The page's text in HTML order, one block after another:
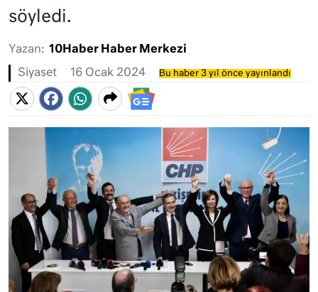
söyledi.
Yazan: 10Haber Haber Merkezi
Siyaset 16 Ocak 2024 Bu haber 3 yıl önce yayınlandı